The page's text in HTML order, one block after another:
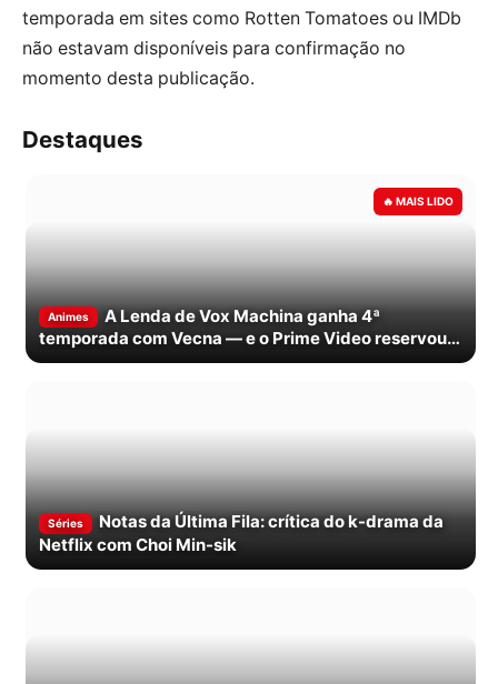
temporada em sites como Rotten Tomatoes ou IMDb
não estavam disponíveis para confirmação no
momento desta publicação.
Destaques
Animes
A Lenda de Vox Machina ganha 4ª
temporada com Vecna — e o Prime Video reservou a
data
Séries
Notas da Última Fila: crítica do k-drama da
Netflix com Choi Min-sik